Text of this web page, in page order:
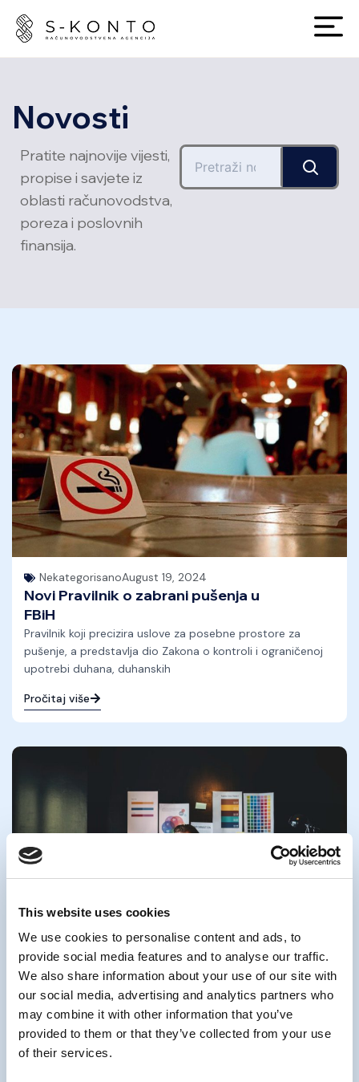
This website uses cookies
We use cookies to personalise content and ads, to
provide social media features and to analyse our traffic.
We also share information about your use of our site with
our social media, advertising and analytics partners who
may combine it with other information that you’ve
provided to them or that they’ve collected from your use
of their services.
Novosti
Pratite najnovije vijesti,
propise i savjete iz
oblasti računovodstva,
poreza i poslovnih
finansija.
NekategorisanoAugust 19, 2024
Novi Pravilnik o zabrani pušenja u
FBiH
Pravilnik koji precizira uslove za posebne prostore za
pušenje, a predstavlja dio Zakona o kontroli i ograničenoj
upotrebi duhana, duhanskih
Pročitaj više
PDV January 19, 2024
Freelanceri u Bosni i Hercegovini
Freelanceri u Bosni i Hercegovini suočavaju se s izazovima
vezanim uz plaćanje poreza, a njihov položaj postao je
predmet rasprave
Pročitaj više